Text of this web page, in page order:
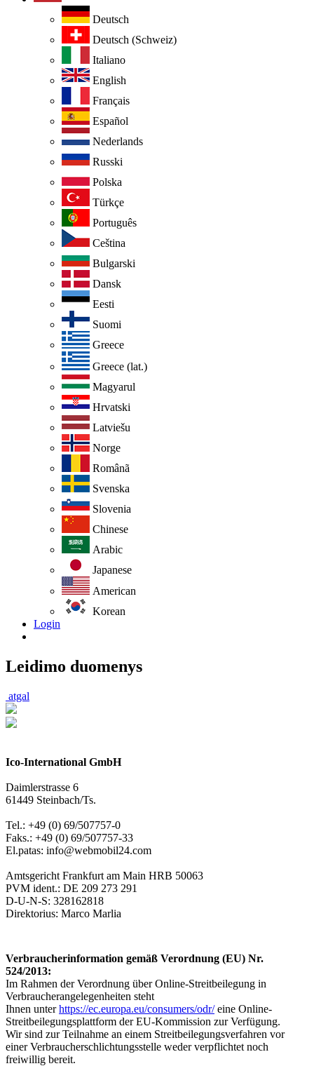
Deutsch
Deutsch (Schweiz)
Italiano
English
Français
Español
Nederlands
Russki
Polska
Türkçe
Português
Ceština
Bulgarski
Dansk
Eesti
Suomi
Greece
Greece (lat.)
Magyarul
Hrvatski
Latviešu
Norge
Românã
Svenska
Slovenia
Chinese
Arabic
Japanese
American
Korean
Login
Leidimo duomenys
atgal
Ico-International GmbH
Daimlerstrasse 6
61449 Steinbach/Ts.
Tel.: +49 (0) 69/507757-0
Faks.: +49 (0) 69/507757-33
El.patas: info@webmobil24.com
Amtsgericht Frankfurt am Main HRB 50063
PVM ident.: DE 209 273 291
D-U-N-S: 328162818
Direktorius: Marco Marlia
Verbraucherinformation gemäß Verordnung (EU) Nr.
524/2013:
Im Rahmen der Verordnung über Online-Streitbeilegung in
Verbraucherangelegenheiten steht
Ihnen unterhttps://ec.europa.eu/consumers/odr/eine Online-
Streitbeilegungsplattform der EU-Kommission zur Verfügung.
Wir sind zur Teilnahme an einem Streitbeilegungsverfahren vor
einer Verbraucherschlichtungsstelle weder verpflichtet noch
freiwillig bereit.